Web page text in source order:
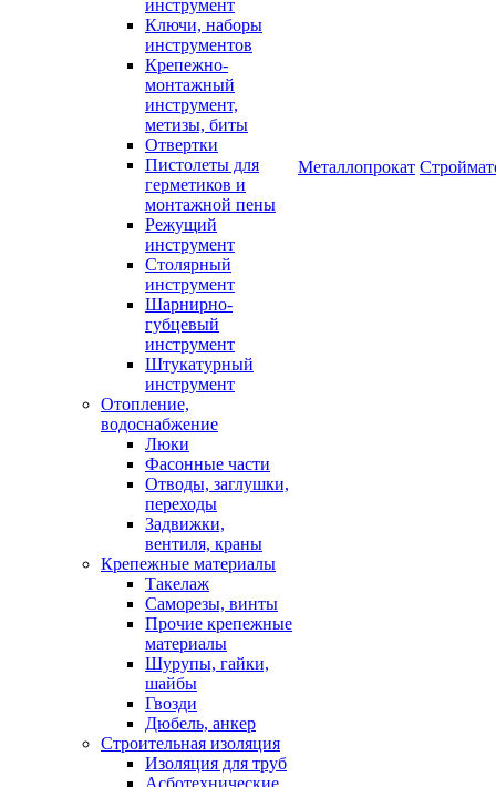
инструмент
Ключи, наборы
инструментов
Крепежно-
монтажный
инструмент,
метизы, биты
Отвертки
Пистолеты для
герметиков и
монтажной пены
Режущий
инструмент
Столярный
инструмент
Шарнирно-
губцевый
инструмент
Штукатурный
инструмент
Отопление,
водоснабжение
Люки
Фасонные части
Отводы, заглушки,
переходы
Задвижки,
вентиля, краны
Крепежные материалы
Такелаж
Саморезы, винты
Прочие крепежные
материалы
Шурупы, гайки,
шайбы
Гвозди
Дюбель, анкер
Строительная изоляция
Изоляция для труб
Асботехнические
Металлопрокат